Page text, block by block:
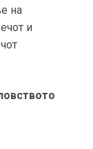
на
и